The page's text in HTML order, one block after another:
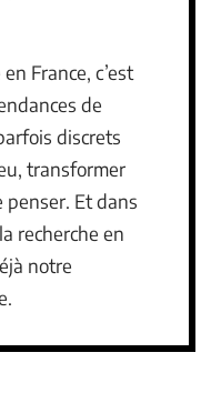
France, c’est
de
discrets
transformer
penser. Et dans
recherche en
notre